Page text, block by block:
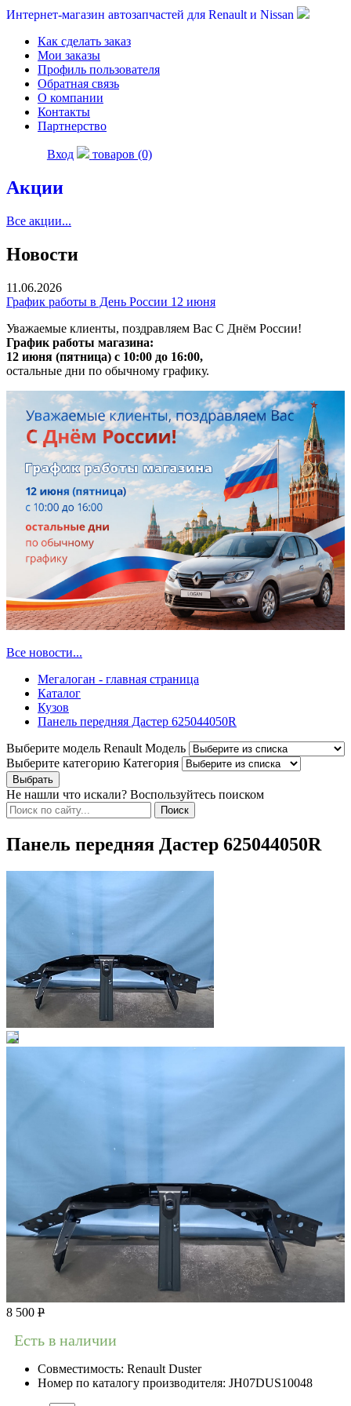
Интернет-магазин автозапчастей для Renault и Nissan
Как сделать заказ
Мои заказы
Профиль пользователя
Обратная связь
О компании
Контакты
Партнерство
Вход товаров (0)
Акции
Все акции...
Новости
11.06.2026
График работы в День России 12 июня
Уважаемые клиенты, поздравляем Вас С Днём России!
График работы магазина:
12 июня (пятница) с 10:00 до 16:00,
остальные дни по обычному графику.
Все новости...
Мегалоган - главная страница
Каталог
Кузов
Панель передняя Дастер 625044050R
Выберите модель Renault Модель
Выберите категорию Категория
Не нашли что искали? Воспользуйтесь поиском
Панель передняя Дастер 625044050R
8 500 Р
Есть в наличии
Совместимость: Renault Duster
Номер по каталогу производителя: JH07DUS10048